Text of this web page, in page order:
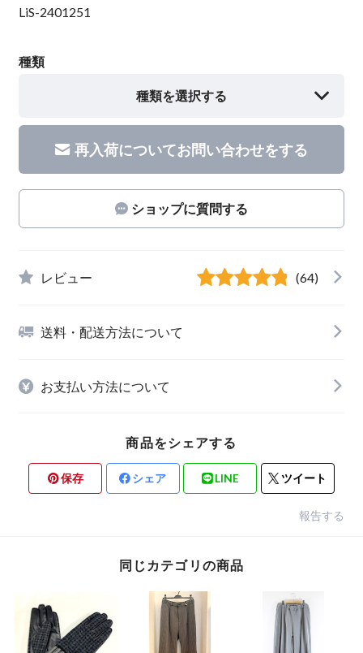
LiS-2401251
種類
種類を選択する
再入荷についてお問い合わせをする
ショップに質問する
レビュー (64)
送料・配送方法について
お支払い方法について
商品をシェアする
保存 シェア LINE ツイート
報告する
同じカテゴリの商品